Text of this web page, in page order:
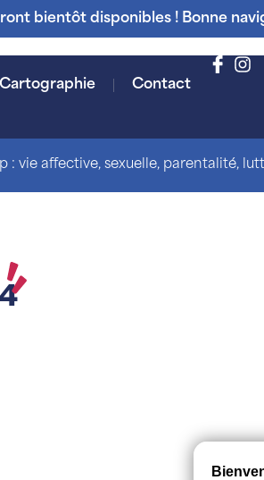
bientôt disponibles ! Bonne
Cartographie Contact
vie affective, sexuelle, parentalité,